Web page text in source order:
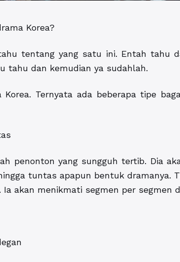
Korea?
tentang yang satu ini. Entah tahu
tahu dan kemudian ya sudahlah.
Ternyata ada beberapa tipe
penonton yang sungguh tertib. Dia
tuntas apapun bentuk dramanya.
akan menikmati segmen per segmen